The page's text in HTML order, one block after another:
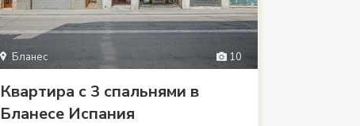
10
Бланес
Квартира с 3 спальнями в
Бланесе Испания